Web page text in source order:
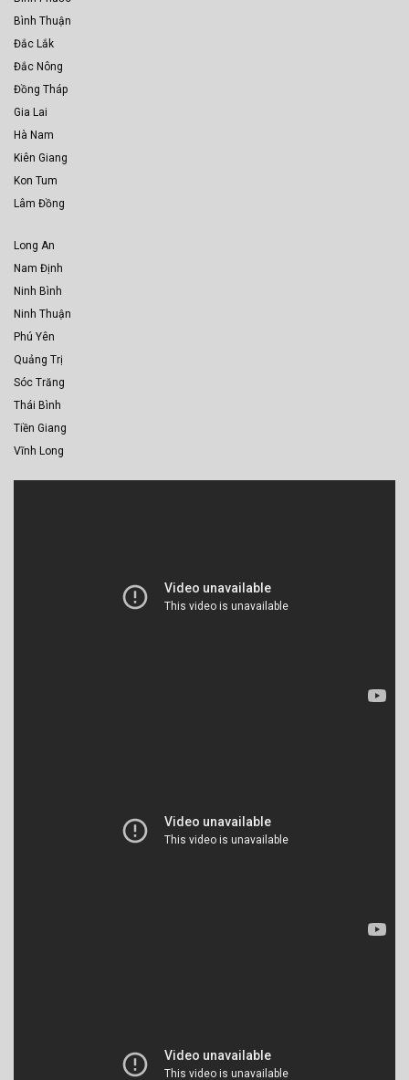
Bình Thuận
Đắc Lắk
Đắc Nông
Đồng Tháp
Gia Lai
Hà Nam
Kiên Giang
Kon Tum
Lâm Đồng
Long An
Nam Định
Ninh Bình
Ninh Thuận
Phú Yên
Quảng Trị
Sóc Trăng
Thái Bình
Tiền Giang
Vĩnh Long